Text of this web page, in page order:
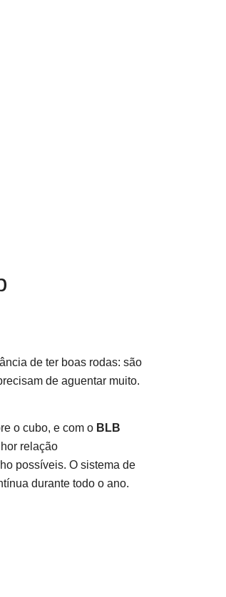
de ter boas rodas: são
de aguentar muito.
o cubo, e com o BLB
relação
possíveis. O sistema de
durante todo o ano.